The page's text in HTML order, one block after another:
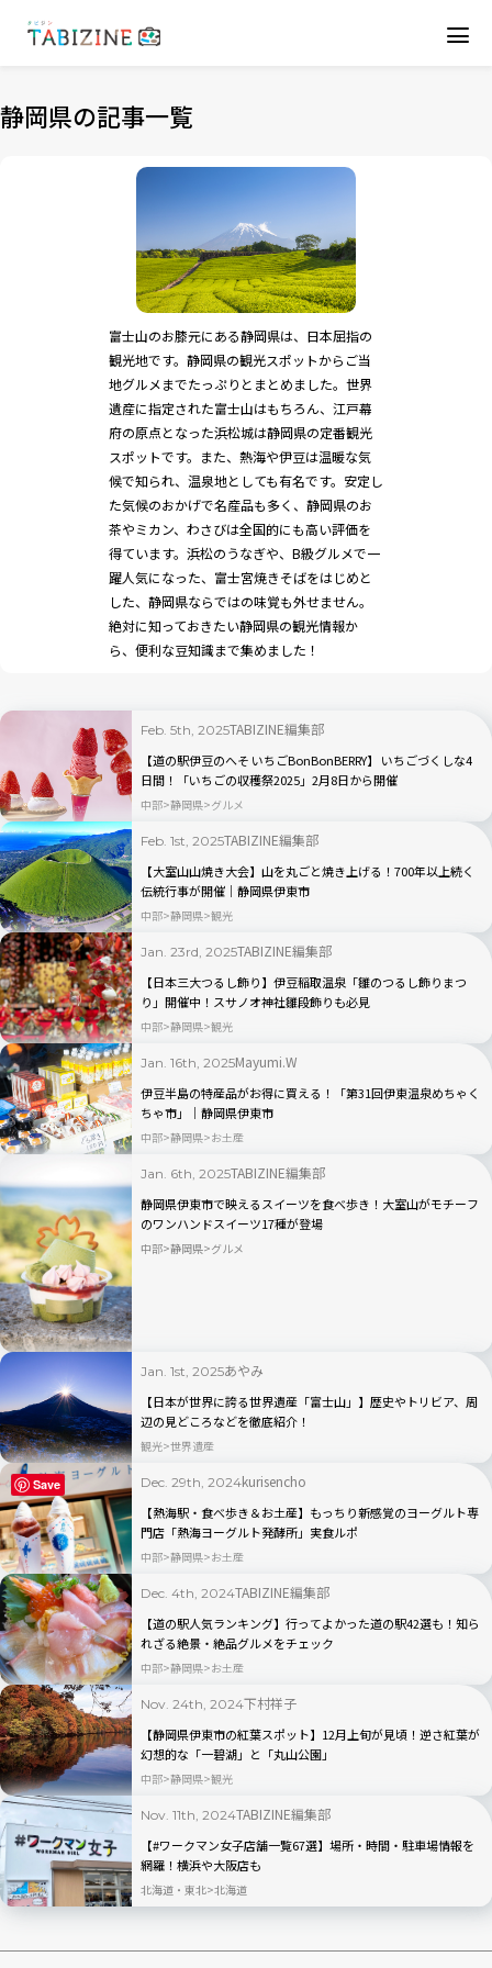
静岡県の記事一覧
富士山のお膝元にある静岡県は、日本屈指の
観光地です。静岡県の観光スポットからご当
地グルメまでたっぷりとまとめました。世界
遺産に指定された富士山はもちろん、江戸幕
府の原点となった浜松城は静岡県の定番観光
スポットです。また、熱海や伊豆は温暖な気
候で知られ、温泉地としても有名です。安定し
た気候のおかげで名産品も多く、静岡県のお
茶やミカン、わさびは全国的にも高い評価を
得ています。浜松のうなぎや、B級グルメで一
躍人気になった、富士宮焼きそばをはじめと
した、静岡県ならではの味覚も外せません。
絶対に知っておきたい静岡県の観光情報か
ら、便利な豆知識まで集めました！
Feb. 5th, 2025TABIZINE編集部
【道の駅伊豆のへそ いちごBonBonBERRY】 いちごづくしな4
日間！「いちごの収穫祭2025」2月8日から開催
中部 静岡県 グルメ
Feb. 1st, 2025TABIZINE編集部
【大室山山焼き大会】山を丸ごと焼き上げる！700年以上続く
伝統行事が開催｜静岡県伊東市
中部 静岡県 観光
Jan. 23rd, 2025TABIZINE編集部
【日本三大つるし飾り】伊豆稲取温泉「雛のつるし飾りまつ
り」開催中！スサノオ神社雛段飾りも必見
中部 静岡県 観光
Jan. 16th, 2025Mayumi.W
伊豆半島の特産品がお得に買える！「第31回伊東温泉めちゃく
ちゃ市」｜静岡県伊東市
中部 静岡県 お土産
Jan. 6th, 2025TABIZINE編集部
静岡県伊東市で映えるスイーツを食べ歩き！大室山がモチーフ
のワンハンドスイーツ17種が登場
中部 静岡県 グルメ
Jan. 1st, 2025あやみ
【日本が世界に誇る世界遺産「富士山」】歴史やトリビア、周
辺の見どころなどを徹底紹介！
観光 世界遺産
Dec. 29th, 2024kurisencho
【熱海駅・食べ歩き＆お土産】もっちり新感覚のヨーグルト専
門店「熱海ヨーグルト発酵所」実食ルポ
中部 静岡県 お土産
Dec. 4th, 2024TABIZINE編集部
【道の駅人気ランキング】行ってよかった道の駅42選も！知ら
れざる絶景・絶品グルメをチェック
中部 静岡県 お土産
Nov. 24th, 2024下村祥子
【静岡県伊東市の紅葉スポット】12月上旬が見頃！逆さ紅葉が
幻想的な「一碧湖」と「丸山公園」
中部 静岡県 観光
Nov. 11th, 2024TABIZINE編集部
【#ワークマン女子店舗一覧67選】場所・時間・駐車場情報を
網羅！横浜や大阪店も
北海道・東北 北海道
Save